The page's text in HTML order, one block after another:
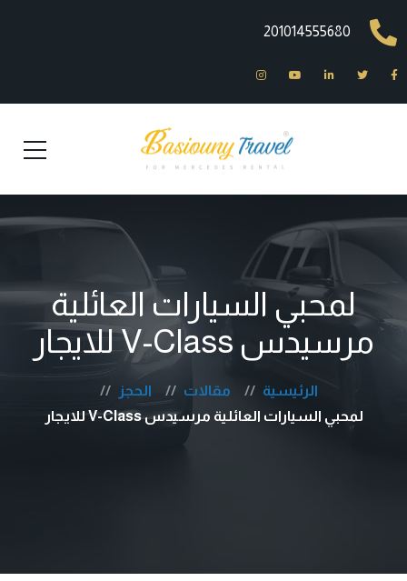
201014555680
لمحبي السيارات العائلية
مرسيدس V-Class للايجار
الرئيسية مقالات
الحجز
لمحبي السيارات العائلية مرسيدس V-Class للايجار